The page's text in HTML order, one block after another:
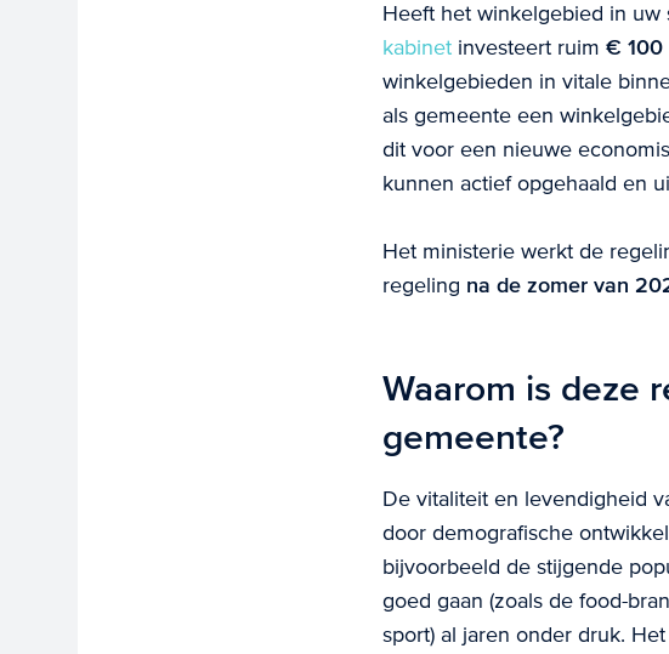
Heeft het winkelgebied in uw
kabinetinvesteert ruim € 100
winkelgebieden in vitale
als gemeente een
dit voor een nieuwe
kunnen actief opgehaald en
Het ministerie werkt de
regeling na de zomer van
Waarom is deze
gemeente?
De vitaliteit en levendigheid
door demografische
bijvoorbeeld de stijgende
goed gaan (zoals de food-
sport) al jaren onder druk.